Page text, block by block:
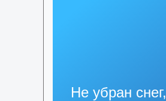
Не убран снег,